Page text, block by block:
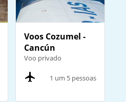
Voos Cozumel -
Cancún
Voo privado
1 um 5 pessoas